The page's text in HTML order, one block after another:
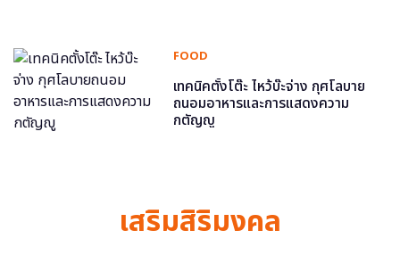
FOOD
เทคนิคตั้งโต๊ะ ไหว้บ๊ะจ่าง กุศโลบาย
ถนอมอาหารและการแสดงความ
กตัญญู
เสริมสิริมงคล